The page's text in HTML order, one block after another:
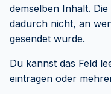
demselben Inhalt.
dadurch nicht, an
gesendet wurde.
Du kannst das Feld
eintragen oder